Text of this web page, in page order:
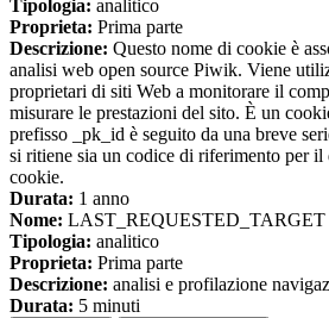
Tipologia: analitico
Proprieta: Prima parte
Descrizione: Questo nome di cookie è
analisi web open source Piwik. Viene
proprietari di siti Web a monitorare il
misurare le prestazioni del sito. È un
prefisso _pk_id è seguito da una breve
si ritiene sia un codice di riferimento per
cookie.
Durata: 1 anno
Nome: LAST_REQUESTED_TARGET
Tipologia: analitico
Proprieta: Prima parte
Descrizione: analisi e profilazione
Durata: 5 minuti